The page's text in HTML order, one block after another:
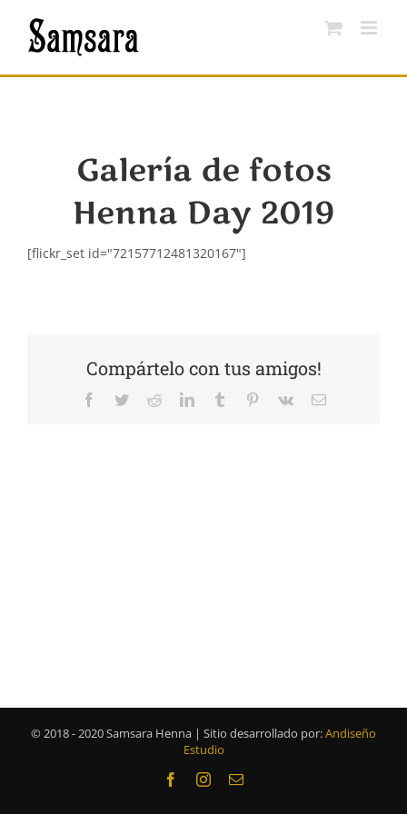
contenido
Galería de fotos
Henna Day 2019
[flickr_set id="72157712481320167"]
Compártelo con tus amigos!
Facebook
TwitterRedditLinkedInTumblr Pinterest
Vk
Correo
© 2018 - 2020 Samsara Henna | Sitio desarrollado por:Andiseño
Estudio
FacebookInstagramCorreo